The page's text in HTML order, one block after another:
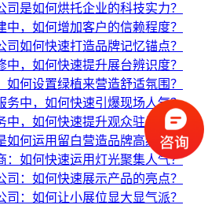
是如何烘托企业的科技实力？
，如何增加客户的信赖程度？
司如何快速打造品牌记忆锚点？
，如何快速提升展台辨识度？
何设置绿植来营造舒适氛围？
务中，如何快速引爆现场人气？
中，如何快速提升观众驻足率？
如何运用留白营造品牌高级感？
：如何快速运用灯光聚集人气？
：如何快速展示产品的亮点？
：如何让小展位显大显气派？